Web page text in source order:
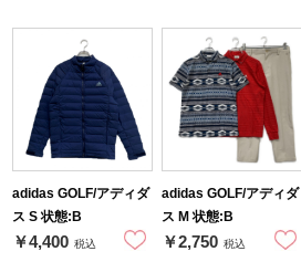
adidas GOLF/アディダ
ス S 状態:B
￥4,400 税込
adidas GOLF/アディダ
ス M 状態:B
￥2,750 税込